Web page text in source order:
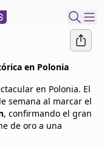
en Polonia
en Polonia. El
semana al marcar el
, confirmando el gran
de oro a una